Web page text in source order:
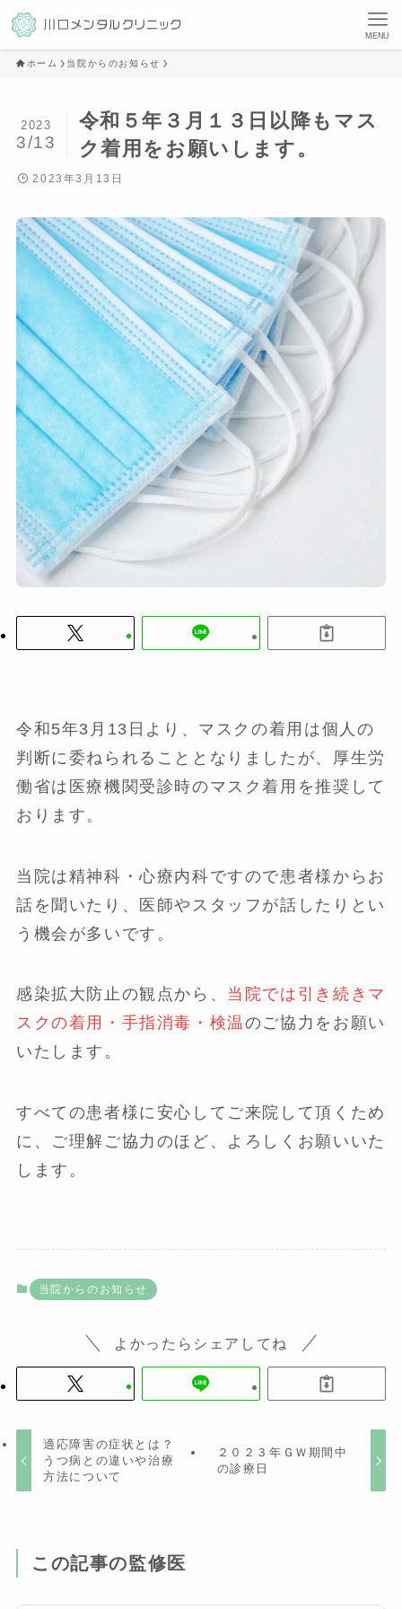
MENU
ホーム 当院からのお知らせ
令和５年３月１３日以降もマス
ク着用をお願いします。
2023
3/13
2023年3月13日
令和5年3月13日より、マスクの着用は個人の
判断に委ねられることとなりましたが、厚生労
働省は医療機関受診時のマスク着用を推奨して
おります。
当院は精神科・心療内科ですので患者様からお
話を聞いたり、医師やスタッフが話したりとい
う機会が多いです。
感染拡大防止の観点から、 当院では引き続きマ
スクの着用・手指消毒・検温 のご協力をお願い
いたします。
すべての患者様に安心してご来院して頂くため
に、ご理解ご協力のほど、よろしくお願いいた
します。
当院からのお知らせ
よかったらシェアしてね
適応障害の症状とは？
うつ病との違いや治療
方法について
２０２３年ＧＷ期間中
の診療日
この記事の監修医